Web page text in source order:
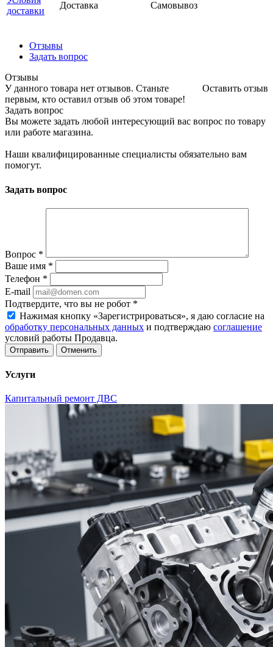
доставки
Доставка Самовывоз
Отзывы
Задать вопрос
Отзывы
Оставить отзыв
У данного товара нет отзывов. Станьте
первым, кто оставил отзыв об этом товаре!
Задать вопрос
Вы можете задать любой интересующий вас вопрос по товару
или работе магазина.
Наши квалифицированные специалисты обязательно вам
помогут.
Задать вопрос
Вопрос *
Ваше имя *
Телефон *
E-mail
Подтвердите, что вы не робот *
Нажимая кнопку «Зарегистрироваться», я даю согласие на
обработку персональных данных и подтверждаю соглашение
условий работы Продавца.
Отменить
Услуги
Капитальный ремонт ДВС